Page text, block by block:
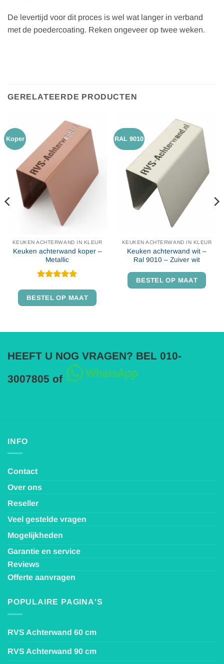
De levertijd voor dit proces is wel wat langer in verband
met de poedercoating. Reken ongeveer op twee weken.
GERELATEERDE PRODUCTEN
Koper
KEUKEN ACHTERWAND IN KLEUR
Keuken achterwand koper –
Metallic
5uit 5
BESTEL OP MAAT
RAL 9010
KEUKEN ACHTERWAND IN KLEUR
Keuken achterwand wit –
Ral 9010 – Zuiver wit
BESTEL OP MAAT
HEEFT U NOG VRAGEN? BEL 010-
3007805 of
INFO
Contact
Over ons
Reseller
Veel gestelde vragen
Mogelijkheden
Garantie en service
Reviews
Offerte aanvragen
POPULAIRE PAGINA'S
RVS Achterwand 60 cm
RVS Achterwand 90 cm